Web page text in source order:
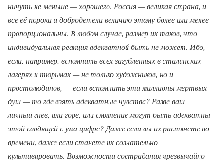
ничуть не меньше — хорошего. Россия — великая страна, и
все её пороки и добродетели величию этому более или менее
пропорциональны. В любом случае, размер их таков, что
индивидуальная реакция адекватной быть не может. Ибо,
если, например, вспомнить всех загубленных в сталинских
лагерях и тюрьмах — не только художников, но и
простолюдинов, — если вспомнить эти миллионы мертвых
душ — то где взять адекватные чувства? Разве ваш
личный гнев, или горе, или смятение могут быть адекватны
этой сводящей с ума цифре? Даже если вы их растянете во
времени, даже если станете их сознательно
культивировать. Возможности сострадания чрезвычайно